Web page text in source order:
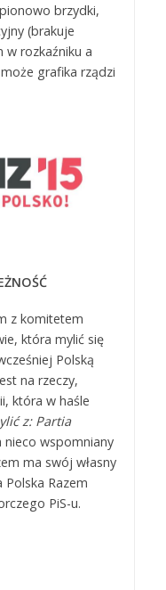
brzydki,
(brakuje
w rozkaźniku a
grafika rządzi
z komitetem
która mylić się
Polską
na rzeczy,
która w haśle
z: Partia
nieco wspomniany
ma swój własny
Razem
PiS-u.